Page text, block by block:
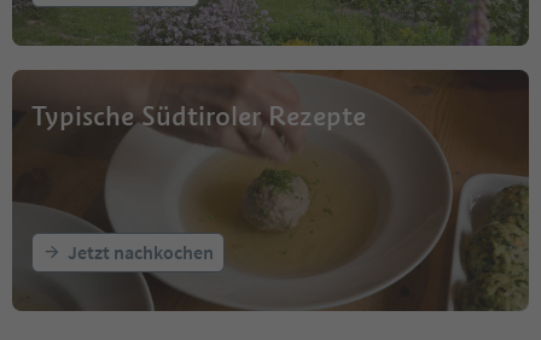
Typische Südtiroler Rezepte
Jetzt nachkochen